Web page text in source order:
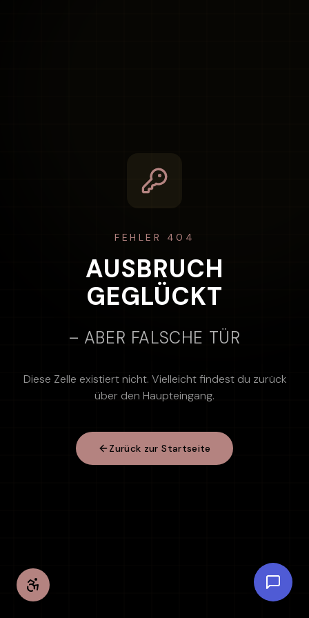
FEHLER 404
AUSBRUCH
GEGLÜCKT
– ABER FALSCHE TÜR
Diese Zelle existiert nicht. Vielleicht findest du zurück
über den Haupteingang.
Zurück zur Startseite